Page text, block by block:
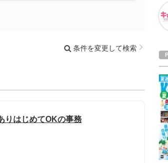
条件を変更して検索
りはじめてOKの事務